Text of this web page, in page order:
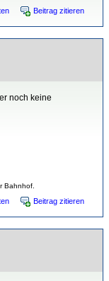
Beitrag zitieren
noch keine
Bahnhof.
Beitrag zitieren